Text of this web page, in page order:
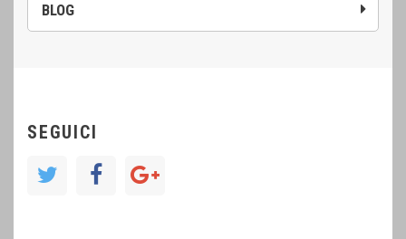
BLOG
SEGUICI